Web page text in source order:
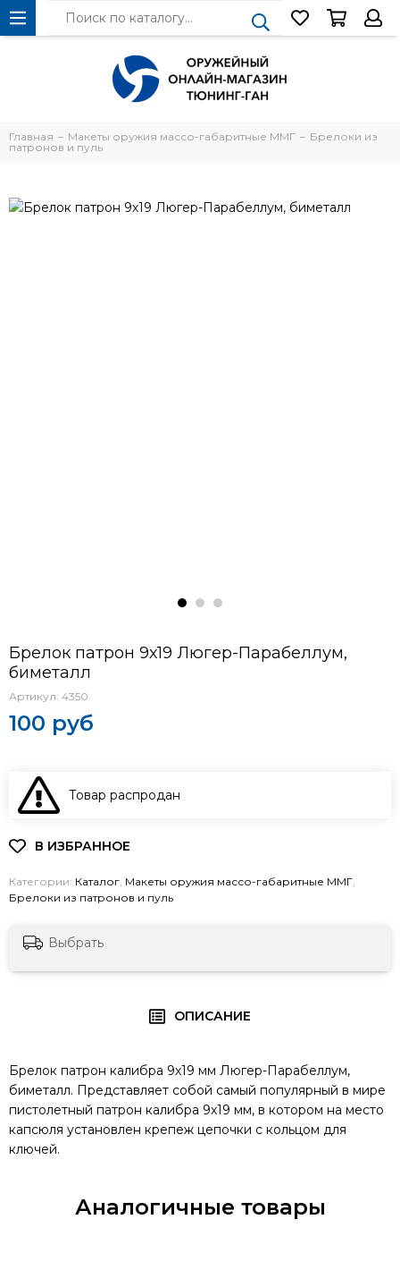
Главная Макеты оружия массо-габаритные ММГ
Брелоки из
патронов и пуль
Брелок патрон 9х19 Люгер-Парабеллум,
биметалл
Артикул: 4350
100 руб
Товар распродан
Категории: Каталог, Макеты оружия массо-габаритные ММГ,
Брелоки из патронов и пуль
Выбрать
ОПИСАНИЕ
Брелок патрон калибра 9х19 мм Люгер-Парабеллум,
биметалл. Представляет собой самый популярный в мире
пистолетный патрон калибра 9х19 мм, в котором на место
капсюля установлен крепеж цепочки с кольцом для
ключей.
Аналогичные товары